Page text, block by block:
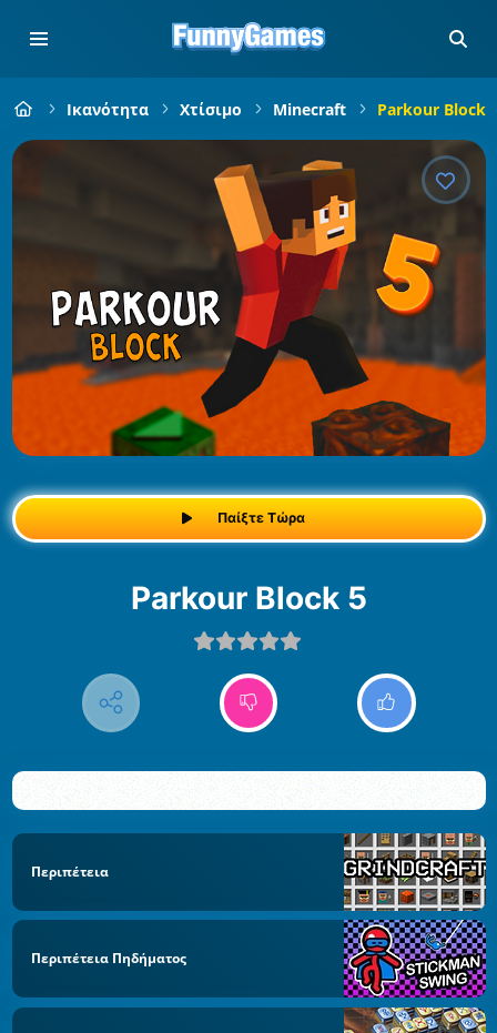
Ικανότητα Χτίσιμο Minecraft Parkour Block
Παίξτε Τώρα
Parkour Block 5
Περιπέτεια
Περιπέτεια Πηδήματος